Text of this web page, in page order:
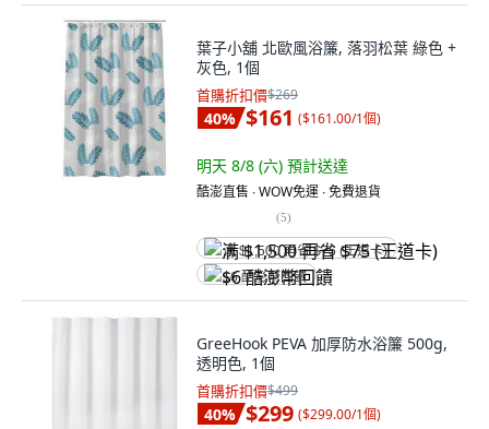
葉子小舖 北歐風浴簾, 落羽松葉 綠色 +
灰色, 1個
首購折扣價$269
40% $161 ($161.00/1個)
明天 8/8 (六) 預計送達
酷澎直售 ∙ WOW免運 ∙ 免費退貨
(5)
满 $1,500 再省 $75 (王道卡)
$6 酷澎幣回饋
GreeHook PEVA 加厚防水浴簾 500g,
透明色, 1個
首購折扣價$499
40% $299 ($299.00/1個)